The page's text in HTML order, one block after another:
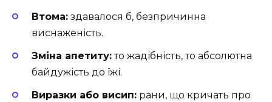
Втома: здавалося б, безпричинна
виснаженість.
Зміна апетиту:то жадібність, то абсолютна
байдужість до їжі.
Виразки або висип: рани, що кричать про